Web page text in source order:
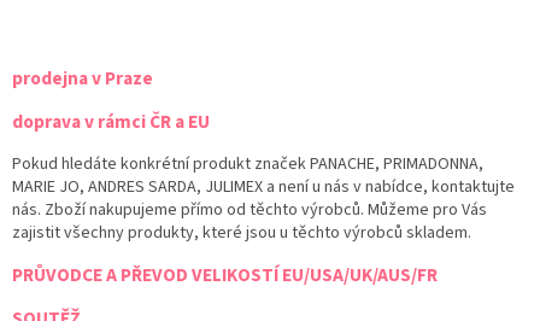
prodejna v Praze
doprava v rámci ČR a EU
Pokud hledáte konkrétní produkt značek PANACHE, PRIMADONNA,
MARIE JO, ANDRES SARDA, JULIMEX a není u nás v nabídce, kontaktujte
nás. Zboží nakupujeme přímo od těchto výrobců. Můžeme pro Vás
zajistit všechny produkty, které jsou u těchto výrobců skladem.
PRŮVODCE A PŘEVOD VELIKOSTÍ EU/USA/UK/AUS/FR